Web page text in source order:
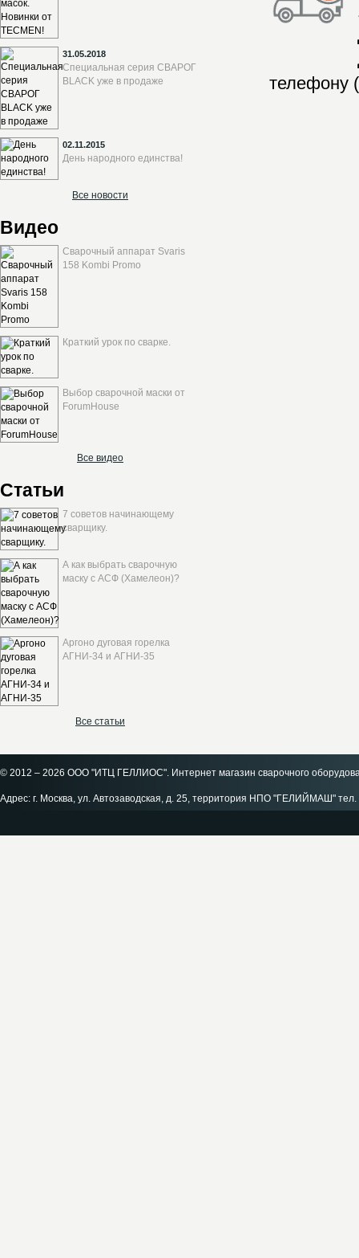
31.05.2018
Специальная серия СВАРОГ
BLACK уже в продаже
02.11.2015
День народного единства!
Все новости
Видео
Сварочный аппарат Svaris
158 Kombi Promo
Краткий урок по сварке.
Выбор сварочной маски от
ForumHouse
Все видео
Статьи
7 советов начинающему
сварщику.
А как выбрать сварочную
маску с АСФ (Хамелеон)?
Аргоно дуговая горелка
АГНИ-34 и АГНИ-35
Все статьи
телефону
© 2012 – 2026 ООО "ИТЦ ГЕЛЛИОС". Интернет магазин сварочного
Адрес: г. Москва, ул. Автозаводская, д. 25, территория НПО "ГЕЛИЙМАШ"